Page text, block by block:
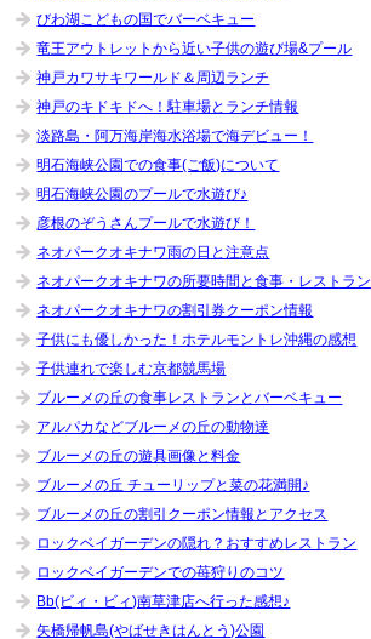
びわ湖こどもの国でバーベキュー
竜王アウトレットから近い子供の遊び場&プール
神戸カワサキワールド＆周辺ランチ
神戸のキドキドへ！駐車場とランチ情報
淡路島・阿万海岸海水浴場で海デビュー！
明石海峡公園での食事(ご飯)について
明石海峡公園のプールで水遊び♪
彦根のぞうさんプールで水遊び！
ネオパークオキナワ雨の日と注意点
ネオパークオキナワの所要時間と食事・レストラン
ネオパークオキナワの割引券クーポン情報
子供にも優しかった！ホテルモントレ沖縄の感想
子供連れで楽しむ京都競馬場
ブルーメの丘の食事レストランとバーベキュー
アルパカなどブルーメの丘の動物達
ブルーメの丘の遊具画像と料金
ブルーメの丘 チューリップと菜の花満開♪
ブルーメの丘の割引クーポン情報とアクセス
ロックベイガーデンの隠れ？おすすめレストラン
ロックベイガーデンでの苺狩りのコツ
Bb(ビィ・ビィ)南草津店へ行った感想♪
矢橋帰帆島(やばせきはんとう)公園